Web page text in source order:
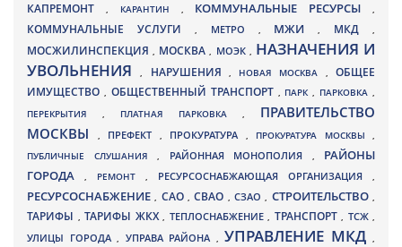
КАПРЕМОНТ , КАРАНТИН , КОММУНАЛЬНЫЕ РЕСУРСЫ,
КОММУНАЛЬНЫЕ УСЛУГИ , МЕТРО , МЖИ, МКД ,
МОСЖИЛИНСПЕКЦИЯ, МОСКВА , МОЭК , НАЗНАЧЕНИЯ И
УВОЛЬНЕНИЯ, НАРУШЕНИЯ , НОВАЯ МОСКВА ,ОБЩЕЕ
ИМУЩЕСТВО , ОБЩЕСТВЕННЫЙ ТРАНСПОРТ , ПАРК, ПАРКОВКА ,
ПЕРЕКРЫТИЯ , ПЛАТНАЯ ПАРКОВКА , ПРАВИТЕЛЬСТВО
МОСКВЫ
, ПРЕФЕКТ , ПРОКУРАТУРА , ПРОКУРАТУРА МОСКВЫ ,
ПУБЛИЧНЫЕ СЛУШАНИЯ , РАЙОННАЯ МОНОПОЛИЯ , РАЙОНЫ
ГОРОДА
, РЕМОНТ , РЕСУРСОСНАБЖАЮЩАЯ ОРГАНИЗАЦИЯ ,
РЕСУРСОСНАБЖЕНИЕ, САО,СВАО ,СЗАО, СТРОИТЕЛЬСТВО,
ТАРИФЫ , ТАРИФЫ ЖКХ , ТЕПЛОСНАБЖЕНИЕ , ТРАНСПОРТ , ТСЖ ,
УЛИЦЫ ГОРОДА , УПРАВА РАЙОНА , УПРАВЛЕНИЕ МКД ,